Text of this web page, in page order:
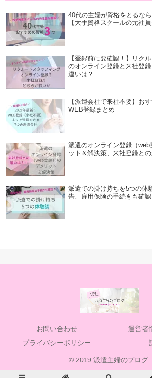
40代の主婦が資格をとるな
【大手資格スクールの元社員
【登録前に要確認！】リク
のオンライン登録と来社登録
違いは？
【派遣会社で来社不要】お
WEB登録まとめ
派遣のオンライン登録（web
ット＆解決策、来社登録との
派遣での掛け持ちを5つの体
告、雇用保険の手続きも確認
お問い合わせ
運営者
プライバシーポリシー
© 2019 派遣主婦のブログ.